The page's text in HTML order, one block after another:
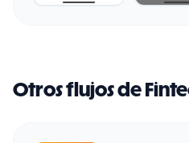
Otros flujos de